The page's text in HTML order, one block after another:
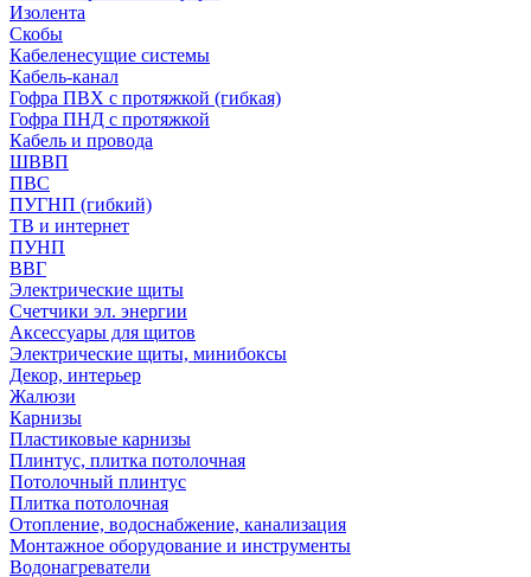
Изолента
Скобы
Кабеленесущие системы
Кабель-канал
Гофра ПВХ с протяжкой (гибкая)
Гофра ПНД с протяжкой
Кабель и провода
ШВВП
ПВС
ПУГНП (гибкий)
ТВ и интернет
ПУНП
ВВГ
Электрические щиты
Счетчики эл. энергии
Аксессуары для щитов
Электрические щиты, минибоксы
Декор, интерьер
Жалюзи
Карнизы
Пластиковые карнизы
Плинтус, плитка потолочная
Потолочный плинтус
Плитка потолочная
Отопление, водоснабжение, канализация
Монтажное оборудование и инструменты
Водонагреватели